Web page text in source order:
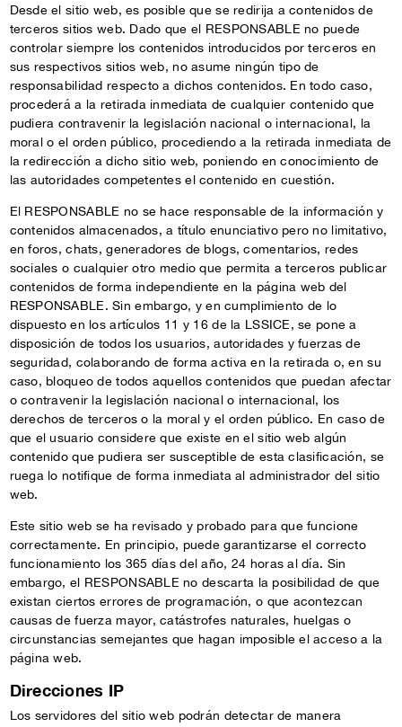
Desde el sitio web, es posible que se redirija a contenidos de
terceros sitios web. Dado que el RESPONSABLE no puede
controlar siempre los contenidos introducidos por terceros en
sus respectivos sitios web, no asume ningún tipo de
responsabilidad respecto a dichos contenidos. En todo caso,
procederá a la retirada inmediata de cualquier contenido que
pudiera contravenir la legislación nacional o internacional, la
moral o el orden público, procediendo a la retirada inmediata de
la redirección a dicho sitio web, poniendo en conocimiento de
las autoridades competentes el contenido en cuestión.
El RESPONSABLE no se hace responsable de la información y
contenidos almacenados, a título enunciativo pero no limitativo,
en foros, chats, generadores de blogs, comentarios, redes
sociales o cualquier otro medio que permita a terceros publicar
contenidos de forma independiente en la página web del
RESPONSABLE. Sin embargo, y en cumplimiento de lo
dispuesto en los artículos 11 y 16 de la LSSICE, se pone a
disposición de todos los usuarios, autoridades y fuerzas de
seguridad, colaborando de forma activa en la retirada o, en su
caso, bloqueo de todos aquellos contenidos que puedan afectar
o contravenir la legislación nacional o internacional, los
derechos de terceros o la moral y el orden público. En caso de
que el usuario considere que existe en el sitio web algún
contenido que pudiera ser susceptible de esta clasificación, se
ruega lo notifique de forma inmediata al administrador del sitio
web.
Este sitio web se ha revisado y probado para que funcione
correctamente. En principio, puede garantizarse el correcto
funcionamiento los 365 días del año, 24 horas al día. Sin
embargo, el RESPONSABLE no descarta la posibilidad de que
existan ciertos errores de programación, o que acontezcan
causas de fuerza mayor, catástrofes naturales, huelgas o
circunstancias semejantes que hagan imposible el acceso a la
página web.
Direcciones IP
Los servidores del sitio web podrán detectar de manera